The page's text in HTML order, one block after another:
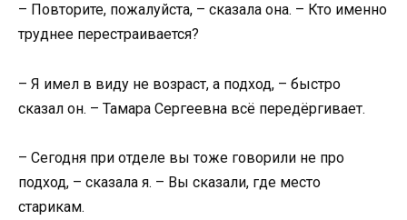
– Повторите, пожалуйста, – сказала она. – Кто именно
труднее перестраивается?
– Я имел в виду не возраст, а подход, – быстро
сказал он. – Тамара Сергеевна всё передёргивает.
– Сегодня при отделе вы тоже говорили не про
подход, – сказала я. – Вы сказали, где место
старикам.